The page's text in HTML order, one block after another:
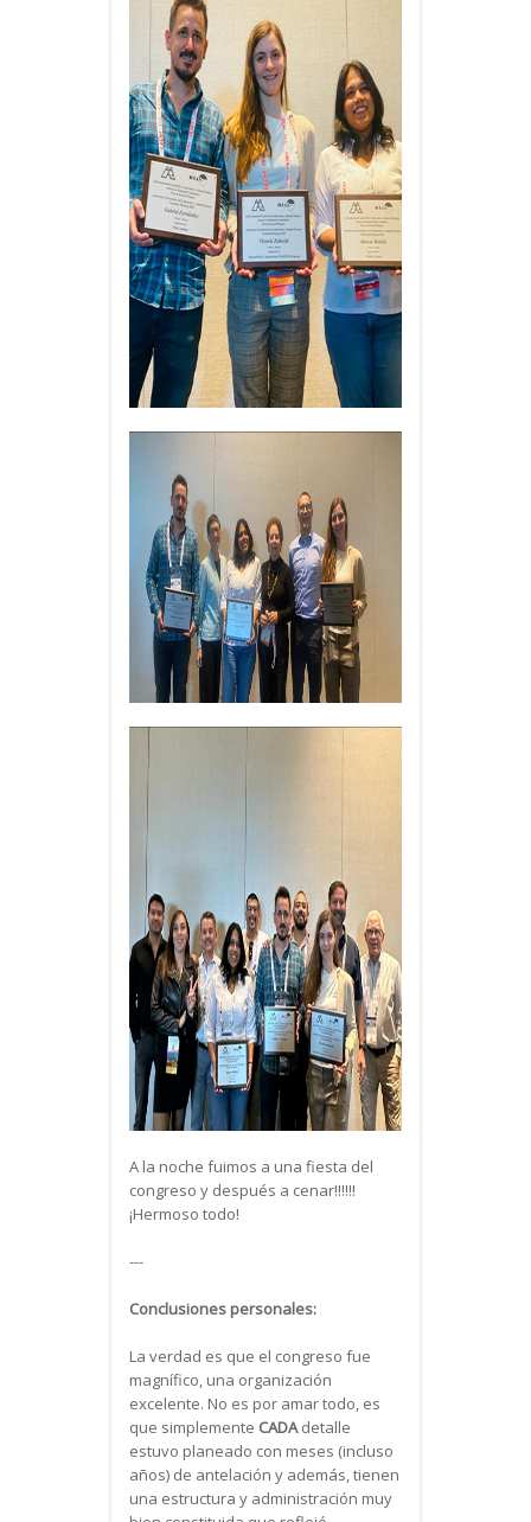
A la noche fuimos a una fiesta del
congreso y después a cenar!!!!!!
¡Hermoso todo!
---
Conclusiones personales:
La verdad es que el congreso fue
magnífico, una organización
excelente. No es por amar todo, es
que simplemente CADAdetalle
estuvo planeado con meses (incluso
años) de antelación y además, tienen
una estructura y administración muy